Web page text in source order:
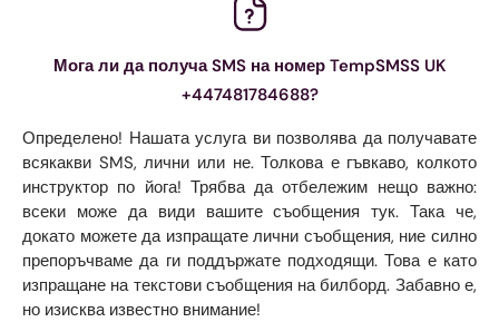
Мога ли да получа SMS на номер TempSMSS UK
+447481784688?
Определено! Нашата услуга ви позволява да получавате
всякакви SMS, лични или не. Толкова е гъвкаво, колкото
инструктор по йога! Трябва да отбележим нещо важно:
всеки може да види вашите съобщения тук. Така че,
докато можете да изпращате лични съобщения, ние силно
препоръчваме да ги поддържате подходящи. Това е като
изпращане на текстови съобщения на билборд. Забавно е,
но изисква известно внимание!